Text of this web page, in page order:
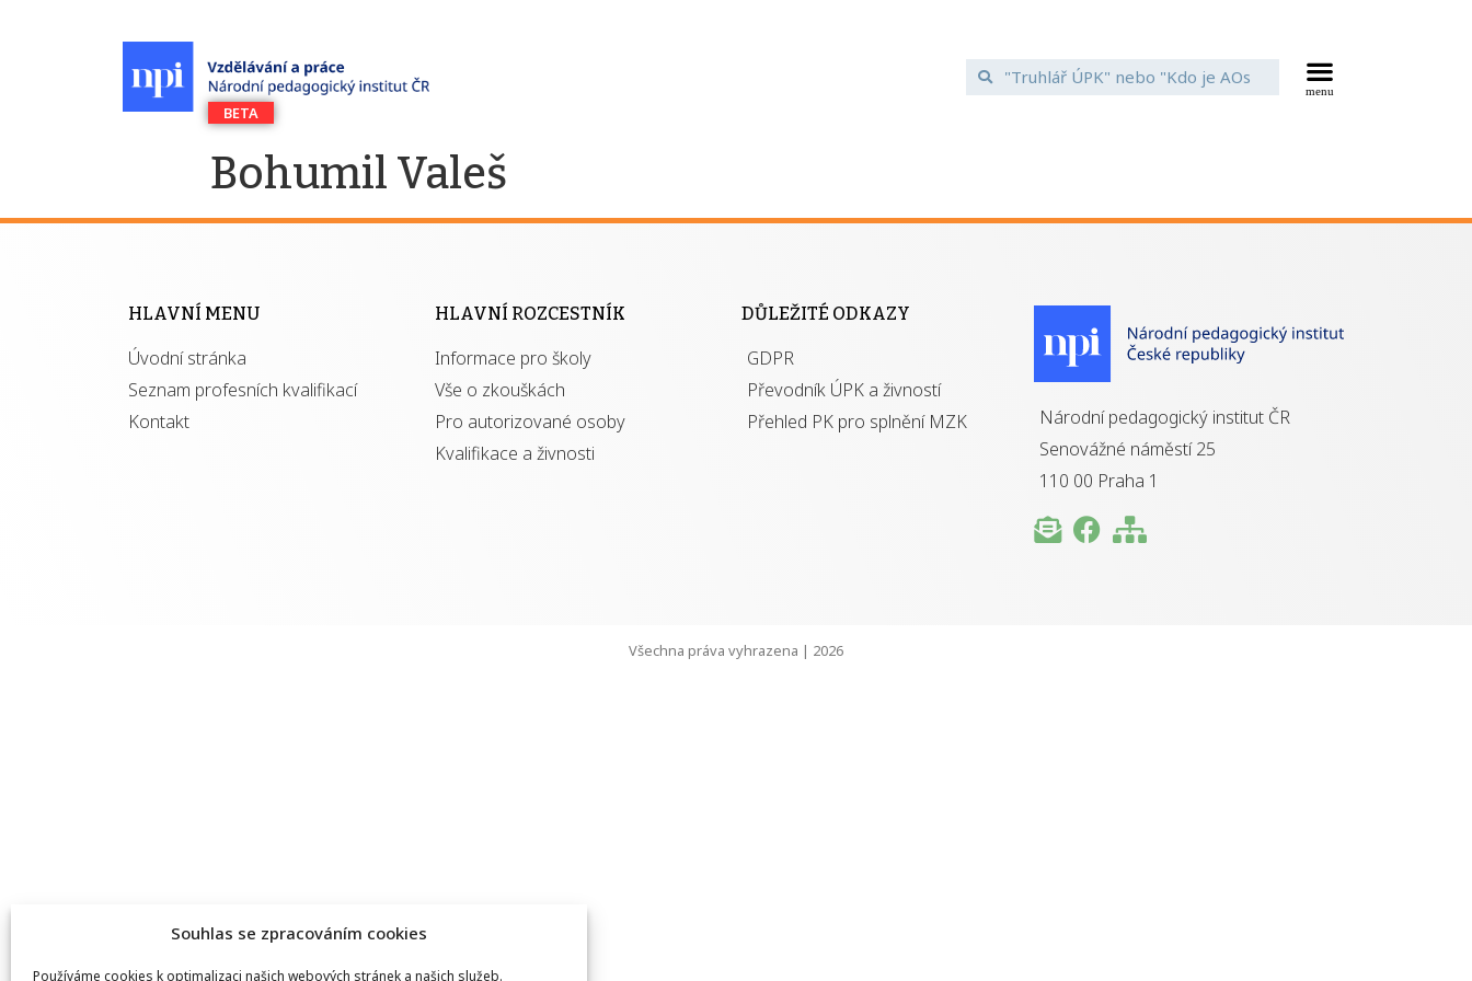
Souhlas se zpracováním cookies
Používáme cookies k optimalizaci našich webových stránek a našich služeb.
Bohumil Valeš
HLAVNÍ MENU
Úvodní stránka
Seznam profesních kvalifikací
Kontakt
HLAVNÍ ROZCESTNÍK
Informace pro školy
Vše o zkouškách
Pro autorizované osoby
Kvalifikace a živnosti
DŮLEŽITÉ ODKAZY
GDPR
Převodník ÚPK a živností
Přehled PK pro splnění MZK
Národní pedagogický institut ČR
Senovážné náměstí 25
110 00 Praha 1
Všechna práva vyhrazena | 2026